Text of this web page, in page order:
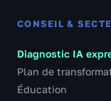
CONSEIL &
Diagnostic IA
Plan de
Éducation